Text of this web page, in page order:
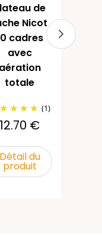
de
Nicot
cadres
avec
aération
totale
(1)
12.70 €
Détail du
produit